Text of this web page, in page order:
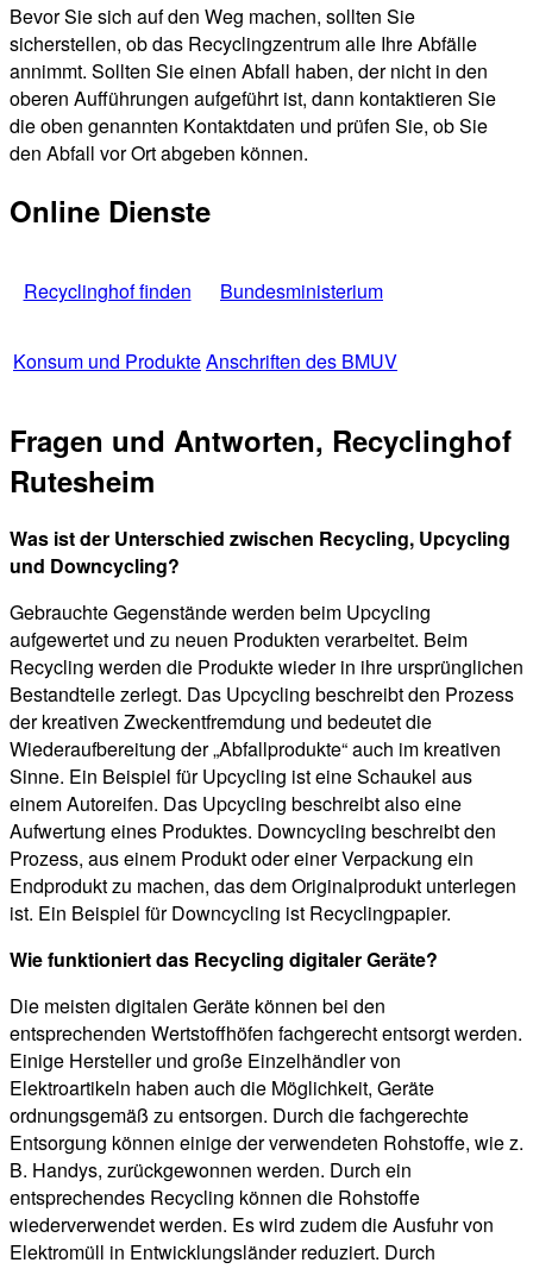
Bevor Sie sich auf den Weg machen, sollten Sie
sicherstellen, ob das Recyclingzentrum alle Ihre Abfälle
annimmt. Sollten Sie einen Abfall haben, der nicht in den
oberen Aufführungen aufgeführt ist, dann kontaktieren Sie
die oben genannten Kontaktdaten und prüfen Sie, ob Sie
den Abfall vor Ort abgeben können.
Online Dienste
Recyclinghof finden Bundesministerium
Konsum und ProdukteAnschriften des BMUV
Fragen und Antworten, Recyclinghof
Rutesheim
Was ist der Unterschied zwischen Recycling, Upcycling
und Downcycling?
Gebrauchte Gegenstände werden beim Upcycling
aufgewertet und zu neuen Produkten verarbeitet. Beim
Recycling werden die Produkte wieder in ihre ursprünglichen
Bestandteile zerlegt. Das Upcycling beschreibt den Prozess
der kreativen Zweckentfremdung und bedeutet die
Wiederaufbereitung der „Abfallprodukte“ auch im kreativen
Sinne. Ein Beispiel für Upcycling ist eine Schaukel aus
einem Autoreifen. Das Upcycling beschreibt also eine
Aufwertung eines Produktes. Downcycling beschreibt den
Prozess, aus einem Produkt oder einer Verpackung ein
Endprodukt zu machen, das dem Originalprodukt unterlegen
ist. Ein Beispiel für Downcycling ist Recyclingpapier.
Wie funktioniert das Recycling digitaler Geräte?
Die meisten digitalen Geräte können bei den
entsprechenden Wertstoffhöfen fachgerecht entsorgt werden.
Einige Hersteller und große Einzelhändler von
Elektroartikeln haben auch die Möglichkeit, Geräte
ordnungsgemäß zu entsorgen. Durch die fachgerechte
Entsorgung können einige der verwendeten Rohstoffe, wie z.
B. Handys, zurückgewonnen werden. Durch ein
entsprechendes Recycling können die Rohstoffe
wiederverwendet werden. Es wird zudem die Ausfuhr von
Elektromüll in Entwicklungsländer reduziert. Durch